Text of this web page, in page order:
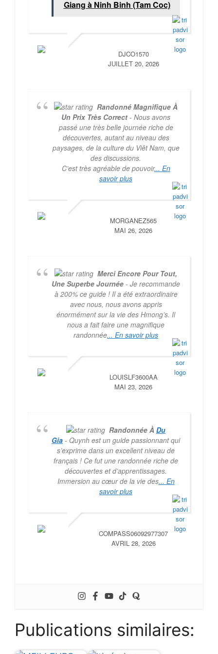
Giang à Ninh Binh (Tam Coc)
DJCO1570
JUILLET 20, 2026
Randonné Magnifique À
Un Prix Très Correct - Nous avons
passé une très belle journée riche de
découvertes, autant au niveau des
paysages, de la culture du Viêt Nam, que
des discussions.
C’est très agréable de pouvoir... En
savoir plus
MORGANEZ565
MAI 26, 2026
Merci Encore Pour Tout,
Une Superbe Journée - Je recommande
à 200% ce guide ! Il a été extraordinaire
avec nous, nous avons appris
énormément sur la vie des Hmong’s. Il
nous a fait faire une magnifique
randonnée... En savoir plus
LOUISLF3600AA
MAI 23, 2026
Randonnée À Du
Gia - Quynh est un guide passionnant qui
s’exprime dans un excellent niveau de
français ! Ce fut une randonnée riche de
découvertes et d’apprentissages.
Immersion au cœur de la vie des... En
savoir plus
COMPASS06092977307
AVRIL 28, 2026
Publications similaires: